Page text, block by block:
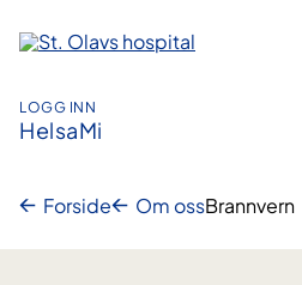
innhold
LOGG INN
HelsaMi
Forside Om ossBrannvern